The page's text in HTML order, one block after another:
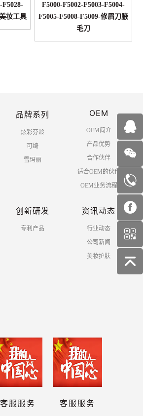
F5028-
妆工具
F5000-F5002-F5003-F5004-
F5005-F5008-F5009-修眉刀腋
毛刀
品牌系列
炫彩芬龄
可绮
雪玛丽
OEM
OEM简介
产品优势
合作伙伴
适合OEM的伙伴
OEM业务流程
创新研发
专利产品
资讯动态
行业动态
公司新闻
美妆护肤
客服服务 客服服务